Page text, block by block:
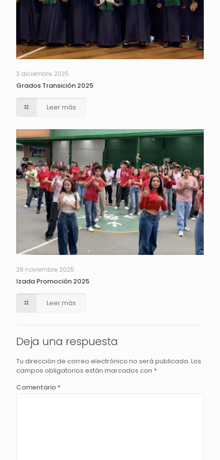
3 diciembre, 2025
Grados Transición 2025
Leer más
28 noviembre, 2025
Izada Promoción 2025
Leer más
Deja una respuesta
Tu dirección de correo electrónico no será publicada. Los
campos obligatorios están marcados con *
Comentario *